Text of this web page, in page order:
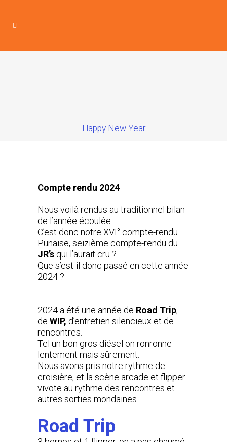
Happy New Year
Compte rendu 2024
Nous voilà rendus au traditionnel bilan
de l’année écoulée.
C’est donc notre XVI° compte-rendu.
Punaise, seizième compte-rendu du
JR’s qui l’aurait cru ?
Que s’est-il donc passé en cette année
2024 ?
2024 a été une année de Road Trip,
de WIP, d’entretien silencieux et de
rencontres.
Tel un bon gros diésel on ronronne
lentement mais sûrement.
Nous avons pris notre rythme de
croisière, et la scène arcade et flipper
vivote au rythme des rencontres et
autres sorties mondaines.
Road Trip